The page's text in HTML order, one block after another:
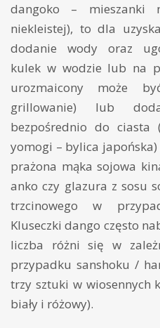
dangoko – mieszanki
niekleistej), to dla
dodanie wody oraz
kulek w wodzie lub na
urozmaicony może
grillowanie) lub
bezpośrednio do ciasta
yomogi – bylica
prażona mąka sojowa
anko czy glazura z sosu
trzcinowego w
Kluseczki dango często
liczba różni się w
przypadku sanshoku /
trzy sztuki w wiosennych
biały i różowy).